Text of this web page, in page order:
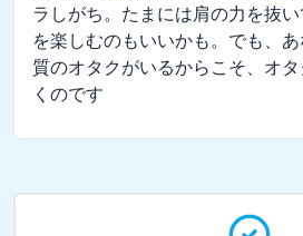
ラしがち。たまには肩の力を抜
を楽しむのもいいかも。でも、
質のオタクがいるからこそ、オ
くのです